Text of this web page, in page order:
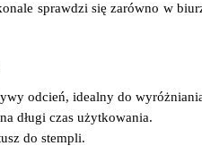
sprawdzi się zarówno w
odcień, idealny do
długi czas użytkowania.
do stempli.